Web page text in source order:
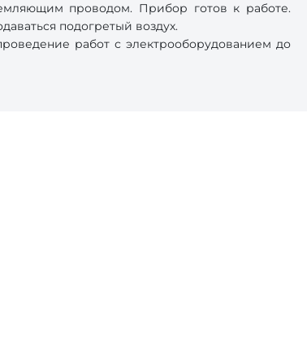
проводом. Прибор готов к работе.
подогретый воздух.
работ с электрооборудованием до